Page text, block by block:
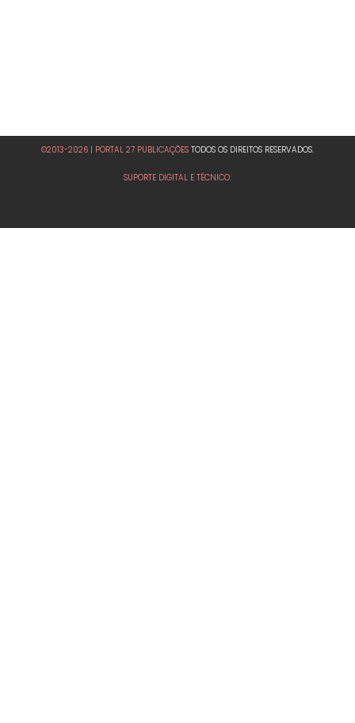
©2013-2026 | PORTAL 27 PUBLICAÇÕES TODOS OS DIREITOS RESERVADOS.
SUPORTE DIGITAL E TÉCNICO: